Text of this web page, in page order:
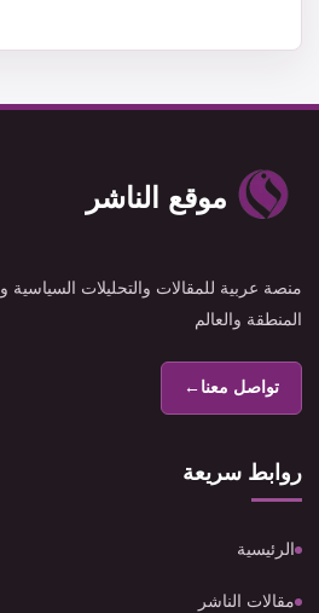
موقع الناشر
منصة عربية للمقالات والتحليلات السياسية
المنطقة والعالم
تواصل معنا←
روابط سريعة
الرئيسية
مقالات الناشر